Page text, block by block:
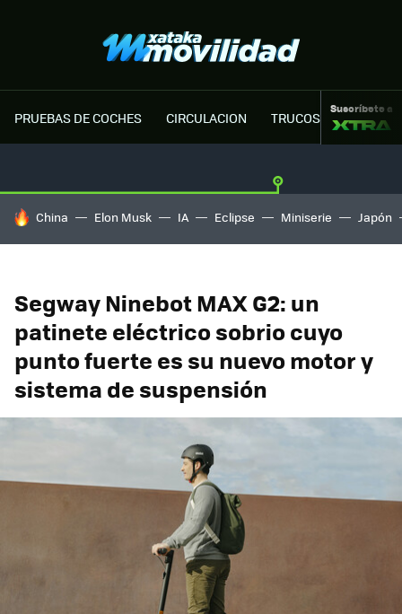
PRUEBAS DE COCHES CIRCULACION TRUCOS MOTOR
Suscríbete a
HOY SE HABLA DE
China Elon Musk IA Eclipse Miniserie Japón
Segway Ninebot MAX G2: un
patinete eléctrico sobrio cuyo
punto fuerte es su nuevo motor y
sistema de suspensión